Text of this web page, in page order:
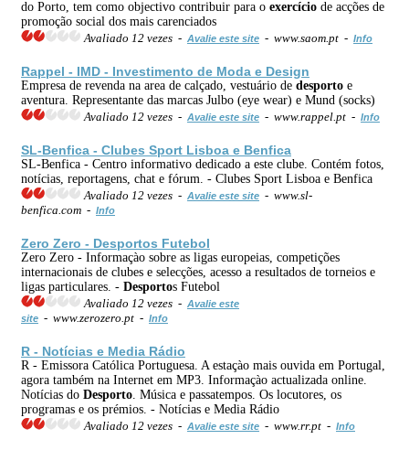
do Porto, tem como objectivo contribuir para o exercício de acções de
promoção social dos mais carenciados
Avaliado 12 vezes - Avalie este site - www.saom.pt - Info
Rappel - IMD - Investimento de Moda e Design
Empresa de revenda na area de calçado, vestuário de desporto e
aventura. Representante das marcas Julbo (eye wear) e Mund (socks)
Avaliado 12 vezes - Avalie este site - www.rappel.pt - Info
SL-Benfica - Clubes Sport Lisboa e Benfica
SL-Benfica - Centro informativo dedicado a este clube. Contém fotos,
notícias, reportagens, chat e fórum. - Clubes Sport Lisboa e Benfica
Avaliado 12 vezes - Avalie este site - www.sl-
benfica.com - Info
Zero Zero - Desportos Futebol
Zero Zero - Informaçào sobre as ligas europeias, competições
internacionais de clubes e selecções, acesso a resultados de torneios e
ligas particulares. - Desportos Futebol
Avaliado 12 vezes - Avalie este
site - www.zerozero.pt - Info
R - Notícias e Media Rádio
R - Emissora Católica Portuguesa. A estaçào mais ouvida em Portugal,
agora também na Internet em MP3. Informaçào actualizada online.
Notícias do Desporto . Música e passatempos. Os locutores, os
programas e os prémios. - Notícias e Media Rádio
Avaliado 12 vezes - Avalie este site - www.rr.pt - Info